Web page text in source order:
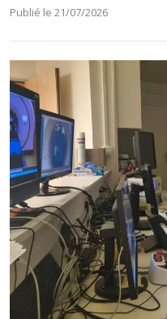
Publié le 21/07/2026